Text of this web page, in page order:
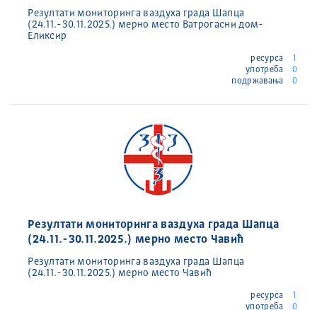
Резултати мониторинга ваздуха града Шапца
(24.11.-30.11.2025.) мерно место Ватрогасни дом-
Еликсир
ресурса
1
употреба
0
подржавања
0
Резултати мониторинга ваздуха града Шапца
(24.11.-30.11.2025.) мерно место Чавић
Резултати мониторинга ваздуха града Шапца
(24.11.-30.11.2025.) мерно место Чавић
ресурса
1
употреба
0